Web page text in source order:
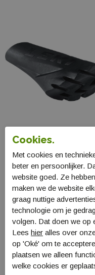
Leki Gummidop
Powergrip Pad
LA8824201-03
€ 11,99
Cookies.
Met cookies en
beter en persoonlijker.
website goed. Ze
maken we de website
graag nuttige
technologie om je
volgen. Dat doen we op
Lees hier alles over
op 'Oké' om te
plaatsen we alleen
welke cookies er